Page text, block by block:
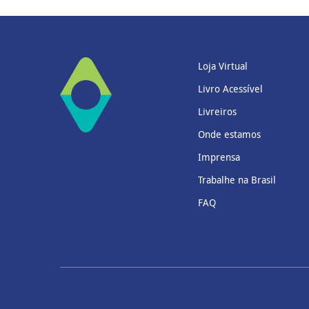
Loja Virtual
Livro Acessível
Livreiros
Onde estamos
Imprensa
Trabalhe na Brasil
FAQ